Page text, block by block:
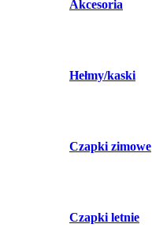
Akcesoria
Hełmy/kaski
Czapki zimowe
Czapki letnie